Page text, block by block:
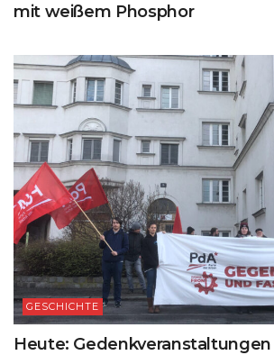
mit weißem Phosphor
GESCHICHTE
Heute: Gedenkveranstaltungen